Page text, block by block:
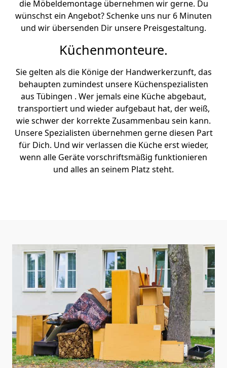
die Möbeldemontage übernehmen wir gerne. Du
wünschst ein Angebot? Schenke uns nur 6 Minuten
und wir übersenden Dir unsere Preisgestaltung.
Küchenmonteure.
Sie gelten als die Könige der Handwerkerzunft, das
behaupten zumindest unsere Küchenspezialisten
aus Tübingen . Wer jemals eine Küche abgebaut,
transportiert und wieder aufgebaut hat, der weiß,
wie schwer der korrekte Zusammenbau sein kann.
Unsere Spezialisten übernehmen gerne diesen Part
für Dich. Und wir verlassen die Küche erst wieder,
wenn alle Geräte vorschriftsmäßig funktionieren
und alles an seinem Platz steht.